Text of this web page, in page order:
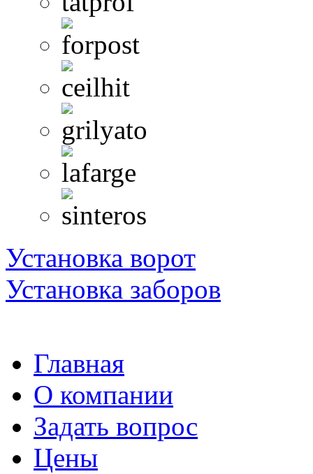
Установка ворот
Установка заборов
Главная
О компании
Задать вопрос
Цены